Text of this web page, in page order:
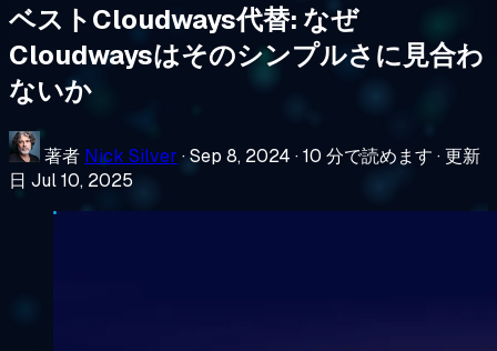
ベストCloudways代替: なぜ
Cloudwaysはそのシンプルさに見合わ
ないか
著者 Nick Silver ·Sep 8, 2024 ·10 分で読めます ·更新
日 Jul 10, 2025